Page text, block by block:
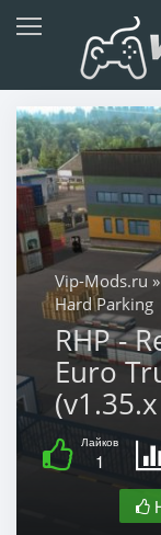
Vip-Mods.ru »
Hard Parking
RHP -
Euro
Лайков
1